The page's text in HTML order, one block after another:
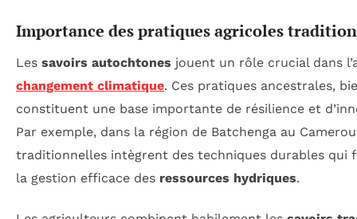
Importance des pratiques agricoles
Les savoirs autochtones jouent un rôle crucial dans
changement climatique. Ces pratiques ancestrales,
constituent une base importante de résilience et
Par exemple, dans la région de Batchenga au
traditionnelles intègrent des techniques durables qui
la gestion efficace des ressources hydriques.